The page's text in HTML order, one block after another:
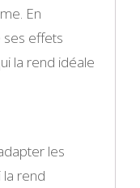
En
effets
la rend idéale
les
la rend